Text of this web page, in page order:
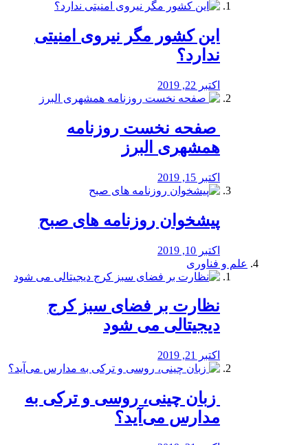
این کشور مگر نیروی امنیتی
ندارد؟
اکتبر 22, 2019
️ صفحه نخست روزنامه‌
همشهری البرز
اکتبر 15, 2019
پیشخوان روزنامه های صبح
اکتبر 10, 2019
علم و فناوری
نظارت بر فضای سبز کرج
دیجیتالی می شود
اکتبر 21, 2019
️ زبان چینی، روسی و ترکی به
مدارس می‌آید؟